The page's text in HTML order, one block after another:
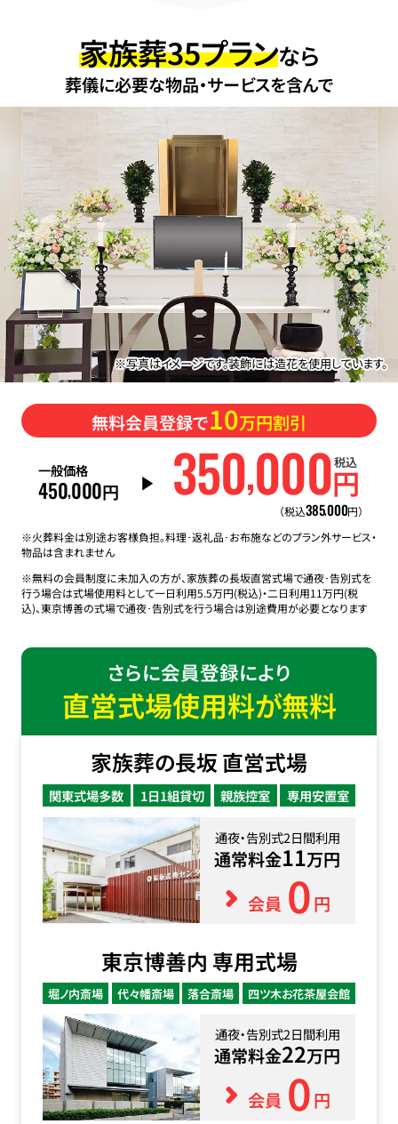
家族葬35プランなら
葬儀に必要な物品・サービスを含んで
※写真はイメージです。装飾には造花を使用しています。
無料会員登録で10万円割引
一般価格
450,000円 350,000円
税込
（税込385,000円）
※火葬料金は別途お客様負担。料理･返礼品･お布施などのプラン外サービス・
物品は含まれません
※無料の会員制度に未加入の方が、家族葬の長坂直営式場で通夜･告別式を
行う場合は式場使用料として一日利用5.5万円(税込)・二日利用11万円(税
込)、東京博善の式場で通夜･告別式を行う場合は別途費用が必要となります
さらに会員登録により
直営式場使用料が無料
家族葬の長坂 直営式場
関東式場多数 1日1組貸切 親族控室 専用安置室
通夜・告別式2日間利用
通常料金11万円
会員 0円
東京博善内 専用式場
堀ノ内斎場 代々幡斎場 落合斎場 四ツ木お花茶屋会館
通夜・告別式2日間利用
通常料金22万円
会員 0円